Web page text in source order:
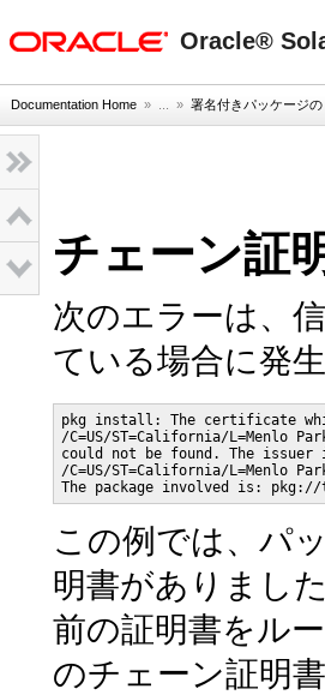
Oracle®
Documentation Home » ... » 署名付きパッケージ
チェーン証
次のエラーは、
ている場合に発生
pkg install: The certificate
/C=US/ST=California/L=Menlo
could not be found. The issuer
/C=US/ST=California/L=Menlo
The package involved is: pkg://
この例では、パ
明書がありまし
前の証明書をル
のチェーン証明